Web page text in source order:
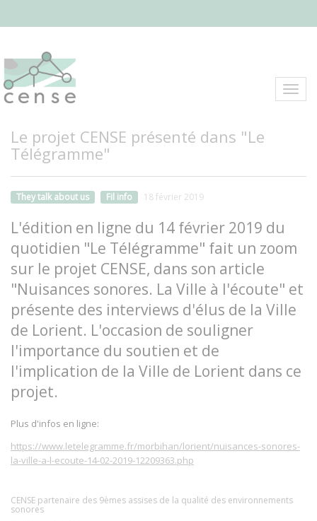
Le projet CENSE présenté dans "Le
Télégramme"
They talk about us Fil info 18 février 2019
L'édition en ligne du 14 février 2019 du
quotidien "Le Télégramme" fait un zoom
sur le projet CENSE, dans son article
"Nuisances sonores. La Ville à l'écoute" et
présente des interviews d'élus de la Ville
de Lorient. L'occasion de souligner
l'importance du soutien et de
l'implication de la Ville de Lorient dans ce
projet.
Plus d'infos en ligne:
https://www.letelegramme.fr/morbihan/lorient/nuisances-sonores-
la-ville-a-l-ecoute-14-02-2019-12209363.php
CENSE partenaire des 9èmes assises de la qualité des environnements
sonores